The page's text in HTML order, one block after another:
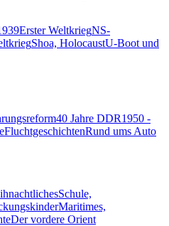
Erster WeltkriegNS-
Shoa, HolocaustU-Boot und
40 Jahre DDR1950 -
FluchtgeschichtenRund ums Auto
Schule,
Maritimes,
Der vordere Orient